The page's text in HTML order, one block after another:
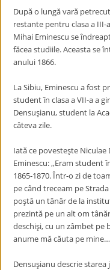
După o lungă vară
restante pentru clasa a III-
Mihai Eminescu se
făcea studiile. Aceasta se
anului 1866.
La Sibiu, Eminescu a fost
student în clasa a VII-a a
Densuşianu, student la
câteva zile.
Iată ce povesteşte
Eminescu: ,,Eram student
1865-1870. Într-o zi de
pe când treceam pe
poştă un tânăr de la
prezintă pe un alt om
deschişi, cu un zâmbet pe
anume mă căuta pe
Densuşianu descrie